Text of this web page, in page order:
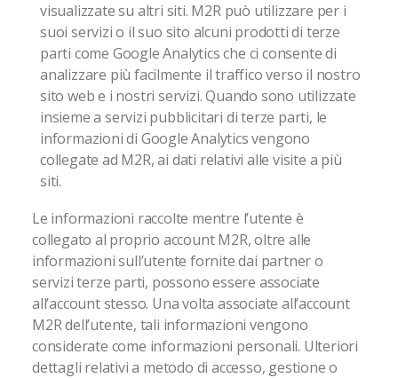
visualizzate su altri siti. M2R può utilizzare per i
suoi servizi o il suo sito alcuni prodotti di terze
parti come Google Analytics che ci consente di
analizzare più facilmente il traffico verso il nostro
sito web e i nostri servizi. Quando sono utilizzate
insieme a servizi pubblicitari di terze parti, le
informazioni di Google Analytics vengono
collegate ad M2R, ai dati relativi alle visite a più
siti.
Le informazioni raccolte mentre l’utente è
collegato al proprio account M2R, oltre alle
informazioni sull’utente fornite dai partner o
servizi terze parti, possono essere associate
all’account stesso. Una volta associate all’account
M2R dell’utente, tali informazioni vengono
considerate come informazioni personali. Ulteriori
dettagli relativi a metodo di accesso, gestione o